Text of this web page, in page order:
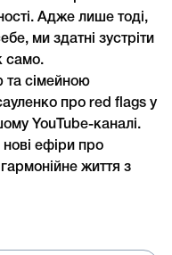
Адже лише тоді,
ми здатні зустріти
само.
та сімейною
про red flags у
YouTube-каналі.
ефіри про
життя з